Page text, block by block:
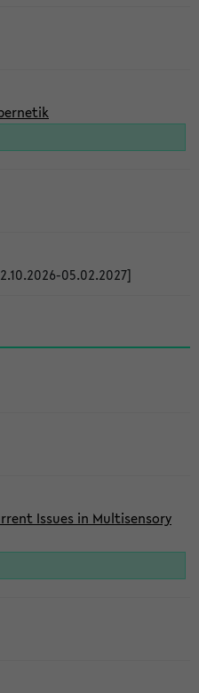
05.02.2027]
Issues in Multisensory